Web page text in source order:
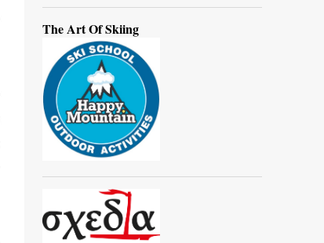
The Art Of Skiing